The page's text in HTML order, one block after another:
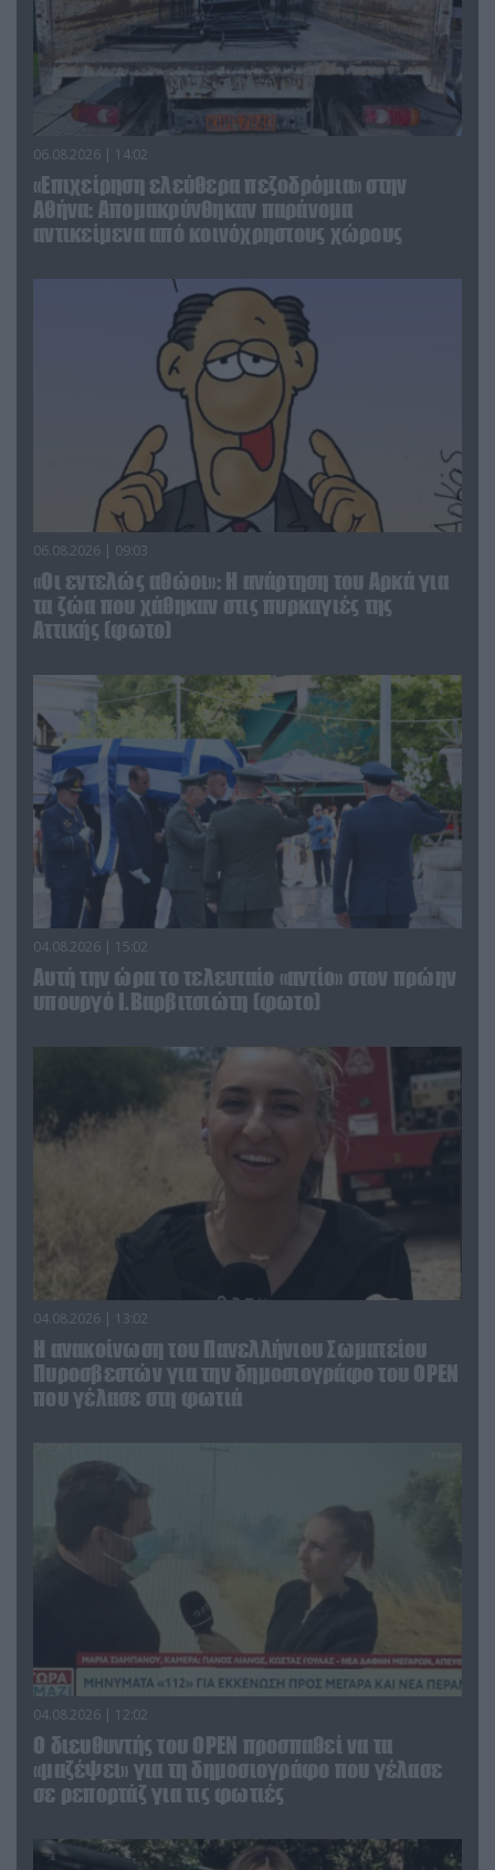
06.08.2026 | 14:02
«Επιχείρηση ελεύθερα πεζοδρόμια» στην
Αθήνα: Απομακρύνθηκαν παράνομα
αντικείμενα από κοινόχρηστους χώρους
06.08.2026 | 09:03
«Οι εντελώς αθώοι»: Η ανάρτηση του Αρκά για
τα ζώα που χάθηκαν στις πυρκαγιές της
Αττικής (φωτο)
04.08.2026 | 15:02
Αυτή την ώρα το τελευταίο «αντίο» στον πρώην
υπουργό Ι.Βαρβιτσιώτη (φωτο)
04.08.2026 | 13:02
Η ανακοίνωση του Πανελλήνιου Σωματείου
Πυροσβεστών για την δημοσιογράφο του OPEN
που γέλασε στη φωτιά
04.08.2026 | 12:02
O διευθυντής του OPEN προσπαθεί να τα
«μαζέψει» για τη δημοσιογράφο που γέλασε
σε ρεπορτάζ για τις φωτιές